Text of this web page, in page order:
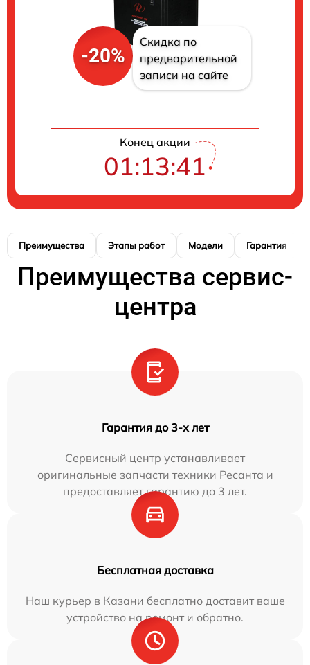
-20%
Скидка по
предварительной
записи на сайте
Конец акции
01:13:41
Преимущества Этапы работ Модели Гарантия
Преимущества сервис-
центра
Гарантия до 3-х лет
Сервисный центр устанавливает
оригинальные запчасти техники Ресанта и
предоставляет гарантию до 3 лет.
Бесплатная доставка
Наш курьер в Казани бесплатно доставит ваше
устройство на ремонт и обратно.